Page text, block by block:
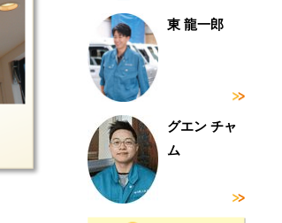
東 龍一郎
グエン チャ
ム